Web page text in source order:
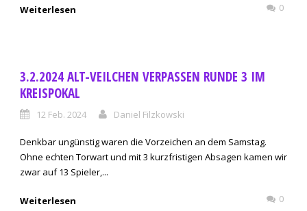
Weiterlesen 0
3.2.2024 ALT-VEILCHEN VERPASSEN RUNDE 3 IM
KREISPOKAL
12 Feb. 2024 Daniel Filzkowski
Denkbar ungünstig waren die Vorzeichen an dem Samstag.
Ohne echten Torwart und mit 3 kurzfristigen Absagen kamen wir
zwar auf 13 Spieler,...
Weiterlesen 0